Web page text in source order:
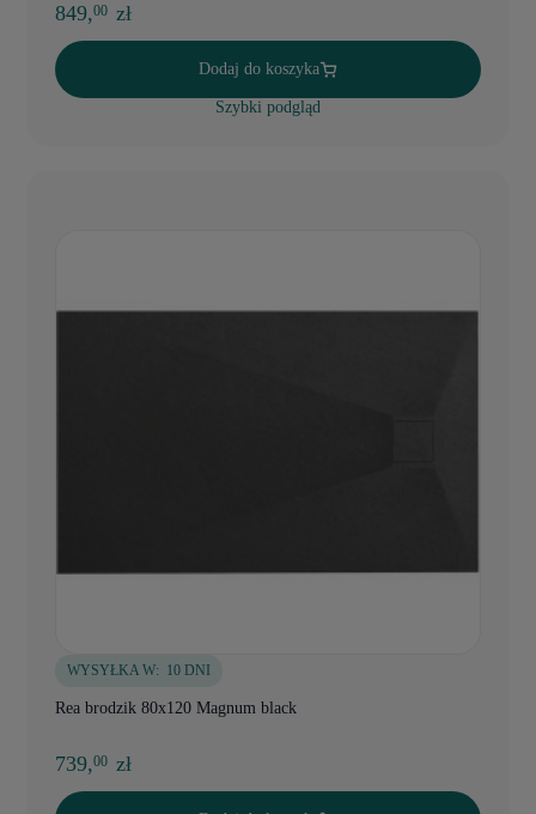
849,00 zł
Dodaj do koszyka
Szybki podgląd
WYSYŁKA W: 10 DNI
Rea brodzik 80x120 Magnum black
739,00 zł